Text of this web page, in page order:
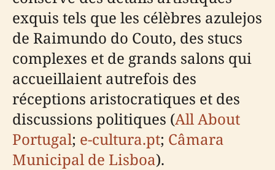
exquis tels que les célèbres azulejos
de Raimundo do Couto, des stucs
complexes et de grands salons qui
accueillaient autrefois des
réceptions aristocratiques et des
discussions politiques (All About
Portugal; e-cultura.pt; Câmara
Municipal de Lisboa).